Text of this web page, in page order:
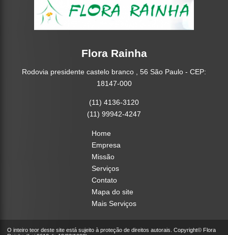
Flora Rainha
Rodovia presidente castelo branco , 56 São Paulo - CEP:
18147-000
(11) 4136-3120
(11) 99942-4247
Home
Empresa
Missão
Serviços
Contato
Mapa do site
Mais Serviços
O inteiro teor deste site está sujeito à proteção de direitos autorais. Copyright© Flora